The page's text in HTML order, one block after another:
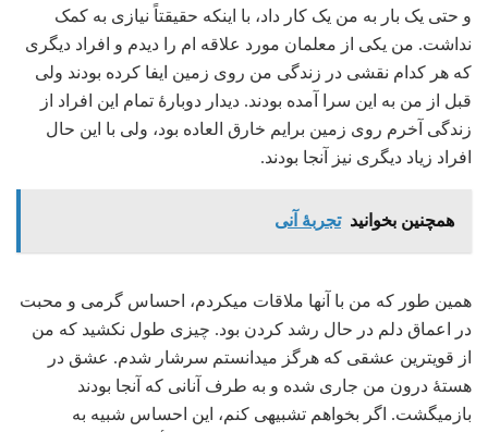
و حتی یک بار به من یک کار داد، با اینکه حقیقتاً نیازی به کمک
نداشت. من یکی از معلمان مورد علاقه‏ ام را دیدم و افراد دیگری
که هر کدام نقشی در زندگی من روی زمین ایفا کرده بودند ولی
قبل از من به این سرا آمده بودند. دیدار دوبارۀ تمام این افراد از
زندگی آخرم روی زمین برایم خارق ‏العاده بود، ولی با این حال
افراد زیاد دیگری نیز آنجا بودند.
همچنین بخوانید تجربۀ آنی
همین طور که من با آنها ملاقات می‏کردم، احساس گرمی و محبت
در اعماق دلم در حال رشد کردن بود. چیزی طول نکشید که من
از قوی‏ترین عشقی که هرگز می‏دانستم سرشار شدم. عشق در
هستۀ درون من جاری شده و به طرف آنانی که آنجا بودند
بازمی‏گشت. اگر بخواهم تشبیهی کنم، این احساس شبیه به